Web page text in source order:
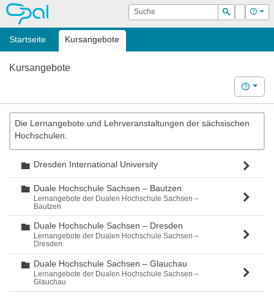
OPAL Suche
Suchen
Login Hilfe
Startseite Kursangebote
Kursangebote
Hilfe
Die Lernangebote und Lehrveranstaltungen der sächsischen
Hochschulen.
Ordner
Dresden International University
Ordner
Duale Hochschule Sachsen – Bautzen
Lernangebote der Dualen Hochschule Sachsen –
Bautzen
Ordner
Duale Hochschule Sachsen – Dresden
Lernangebote der Dualen Hochschule Sachsen –
Dresden
Ordner
Duale Hochschule Sachsen – Glauchau
Lernangebote der Dualen Hochschule Sachsen –
Glauchau